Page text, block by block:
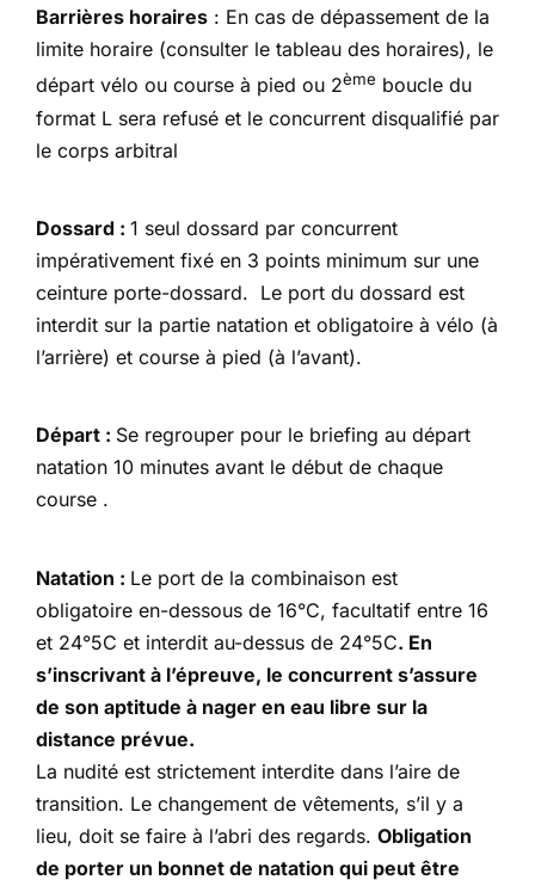
Barrières horaires : En cas de dépassement de la
limite horaire (consulter le tableau des horaires), le
départ vélo ou course à pied ou 2ème boucle du
format L sera refusé et le concurrent disqualifié par
le corps arbitral
Dossard : 1 seul dossard par concurrent
impérativement fixé en 3 points minimum sur une
ceinture porte-dossard. Le port du dossard est
interdit sur la partie natation et obligatoire à vélo (à
l’arrière) et course à pied (à l’avant).
Départ : Se regrouper pour le briefing au départ
natation 10 minutes avant le début de chaque
course .
Natation : Le port de la combinaison est
obligatoire en-dessous de 16°C, facultatif entre 16
et 24°5C et interdit au-dessus de 24°5C. En
s’inscrivant à l’épreuve, le concurrent s’assure
de son aptitude à nager en eau libre sur la
distance prévue.
La nudité est strictement interdite dans l’aire de
transition. Le changement de vêtements, s’il y a
lieu, doit se faire à l’abri des regards. Obligation
de porter un bonnet de natation qui peut être